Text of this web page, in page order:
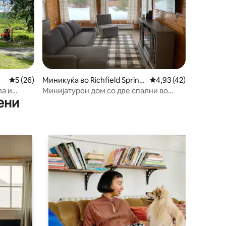
Просечна оцена: 5 од 5, 26 рецензии
5 (26)
и
Миникуќа во Richfield Spring
s
Просечна оцена:
4,93 (42)
Минијатурен дом со две спални во